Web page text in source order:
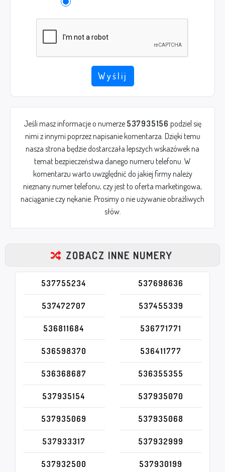
Wyślij
Jeśli masz informacje o numerze 537935156 podziel się
nimi z innymi poprzez napisanie komentarza. Dzięki temu
nasza strona będzie dostarczała lepszych wskazówek na
temat bezpieczeństwa danego numeru telefonu. W
komentarzu warto uwzględnić do jakiej firmy należy
nieznany numer telefonu, czy jest to oferta marketingowa,
naciąganie czy nękanie. Prosimy o nie używanie obraźliwych
słów.
ZOBACZ INNE NUMERY
537755234 537698636
537472707 537455339
536811684 536771771
536598370 536411777
536368687 536355355
537935154 537935070
537935069 537935068
537933317 537932999
537932500 537930199